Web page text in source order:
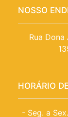
NOSSO
Rua
HORÁRIO
- Seg. a